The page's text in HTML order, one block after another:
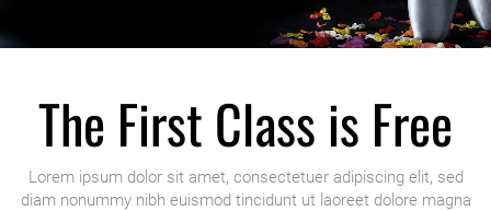
The First Class is Free
Lorem ipsum dolor sit amet, consectetuer adipiscing elit, sed
diam nonummy nibh euismod tincidunt ut laoreet dolore magna